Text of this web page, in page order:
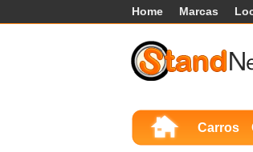
Home Marcas
Carros